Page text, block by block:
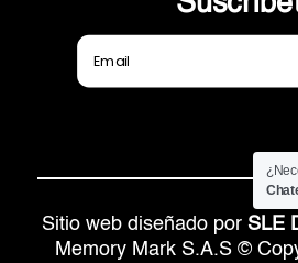
Sitio web diseñado por SLE
Memory Mark S.A.S ©